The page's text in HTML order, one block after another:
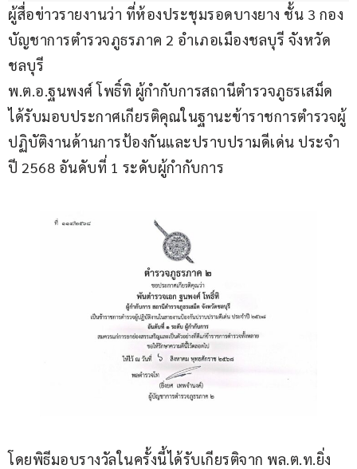
ผู้สื่อข่าวรายงานว่า ที่ห้องประชุมรอดบางยาง ชั้น 3 กอง
บัญชาการตำรวจภูธรภาค 2 อำเภอเมืองชลบุรี จังหวัด
ชลบุรี
พ.ต.อ.ฐนพงศ์ โพธิ์ทิ ผู้กำกับการสถานีตำรวจภูธรเสม็ด
ได้รับมอบประกาศเกียรติคุณในฐานะข้าราชการตำรวจผู้
ปฏิบัติงานด้านการป้องกันและปราบปรามดีเด่น ประจำ
ปี 2568 อันดับที่ 1 ระดับผู้กำกับการ
โดยพิธีมอบรางวัลในครั้งนี้ได้รับเกียรติจาก พล.ต.ท.ยิ่ง